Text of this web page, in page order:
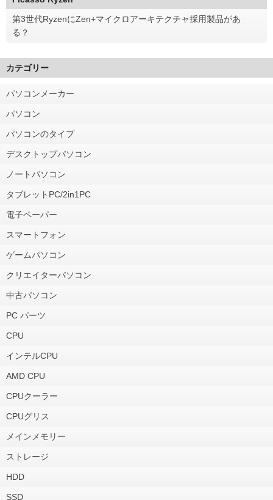
第3世代RyzenにZen+マイクロアーキテクチャ採用製品があ
る？
カテゴリー
パソコンメーカー
パソコン
パソコンのタイプ
デスクトップパソコン
ノートパソコン
タブレットPC/2in1PC
電子ペーパー
スマートフォン
ゲームパソコン
クリエイターパソコン
中古パソコン
PC パーツ
CPU
インテルCPU
AMD CPU
CPUクーラー
CPUグリス
メインメモリー
ストレージ
HDD
SSD